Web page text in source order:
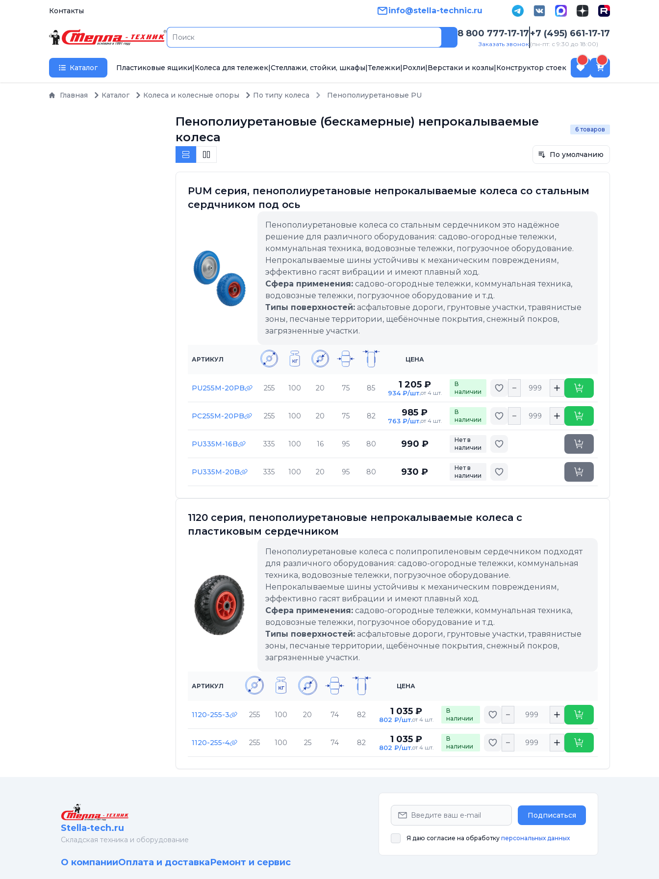
Контакты info@stella-technic.ru
8 800 777-17-17
Заказать звонок
+7 (495) 661-17-17
(пн-пт: с 9:30 до 18:00)
Каталог Пластиковые ящики|Колеса для тележек|Стеллажи, стойки, шкафы|Тележки|Рохли|Верстаки и козлы|Конструктор стоек
Главная Каталог Колеса и колесные опоры По типу колеса Пенополиуретановые PU
Пенополиуретановые (бескамерные) непрокалываемые
колеса
6 товаров
По умолчанию
PUM серия, пенополиуретановые непрокалываемые колеса со стальным
сердчником под ось
Пенополиуретановые колеса со стальным сердечником это надёжное
решение для различного оборудования: садово-огородные тележки,
коммунальная техника, водовозные тележки, погрузочное оборудование.
Непрокалываемые шины устойчивы к механическим повреждениям,
эффективно гасят вибрации и имеют плавный ход.
Сфера применения:садово-огородные тележки, коммунальная техника,
водовозные тележки, погрузочное оборудование и т.д.
Типы поверхностей:асфальтовые дороги, грунтовые участки, травянистые
зоны, песчаные территории, щебёночные покрытия, снежный покров,
загрязненные участки.
АРТИКУЛ ЦЕНА
PU255M-20PB 255 100 20 75 85 1 205 ₽
934 ₽/шт.от 4 шт.
В
наличии
Добавить в избранное
Купить
PC255M-20PB 255 100 20 75 82 985 ₽
763 ₽/шт.от 4 шт.
В
наличии
Добавить в избранное
Купить
PU335M-16B 335 100 16 95 80 990 ₽
Нет в
наличии
Добавить в избранное
Уточнить сроки
PU335M-20B 335 100 20 95 80 930 ₽
Нет в
наличии
Добавить в избранное
Уточнить сроки
1120 серия, пенополиуретановые непрокалываемые колеса с
пластиковым сердечником
Пенополиуретановые колеса с полипропиленовым сердечником подходят
для различного оборудования: садово-огородные тележки, коммунальная
техника, водовозные тележки, погрузочное оборудование.
Непрокалываемые шины устойчивы к механическим повреждениям,
эффективно гасят вибрации и имеют плавный ход.
Сфера применения:садово-огородные тележки, коммунальная техника,
водовозные тележки, погрузочное оборудование и т.д.
Типы поверхностей:асфальтовые дороги, грунтовые участки, травянистые
зоны, песчаные территории, щебёночные покрытия, снежный покров,
загрязненные участки.
АРТИКУЛ ЦЕНА
1120-255-3 255 100 20 74 82 1 035 ₽
802 ₽/шт.от 4 шт.
В
наличии
Добавить в избранное
Купить
1120-255-4 255 100 25 74 82 1 035 ₽
802 ₽/шт.от 4 шт.
В
наличии
Добавить в избранное
Купить
Stella-tech.ru
Cкладская техника и оборудование
Подписаться
Я даю согласие на обработку персональных данных
О компанииОплата и доставкаРемонт и сервис